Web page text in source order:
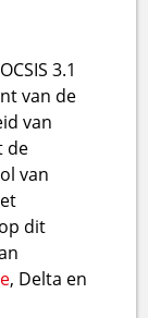
3.1
van de
van
de
van
dit
, Delta en